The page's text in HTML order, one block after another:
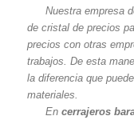
Nuestra empresa
de cristal de precios
precios con otras
trabajos. De esta
la diferencia que
materiales.
Encerrajeros